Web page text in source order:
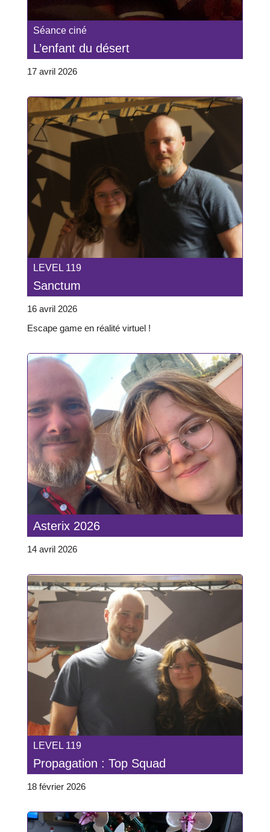
Séance ciné
L’enfant du désert
17 avril 2026
LEVEL 119
Sanctum
16 avril 2026
Escape game en réalité virtuel !
Asterix 2026
14 avril 2026
LEVEL 119
Propagation : Top Squad
18 février 2026